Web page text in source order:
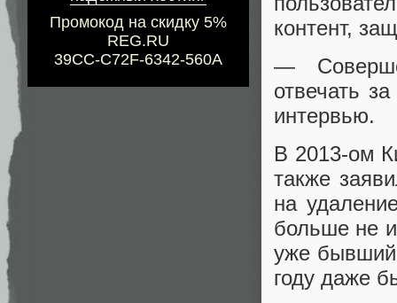
Промокод на скидку 5%
REG.RU
39CC-C72F-6342-560A
контент,
—
отвечать
интервью.
В 2013-ом
также
на
больше не
уже бывший
году даже